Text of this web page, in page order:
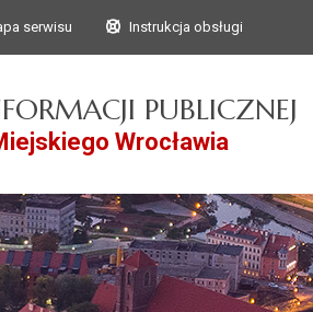
do głównego
Przejdź do treści
serwisu Instrukcja obsługi
PUBLICZNEJ
Wrocławia